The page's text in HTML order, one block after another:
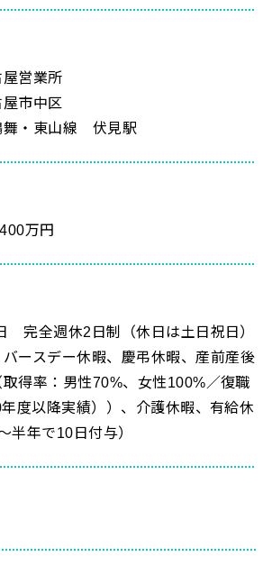
営業所
市中区
舞・東山線 伏見駅
万円
完全週休2日制（休日は土日祝日）
ースデー休暇、慶弔休暇、産前産後
得率：男性70%、女性100%／復職
度以降実績））、介護休暇、有給休
半年で10日付与）